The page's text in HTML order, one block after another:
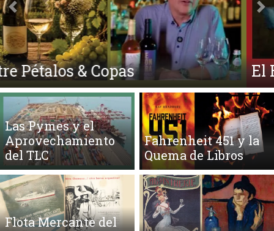
El Ego y el Amor Extendidos
Anterior
Las Pymes y el
Aprovechamiento
del TLC
Fahrenheit 451 y la
Quema de Libros
Flota Mercante del